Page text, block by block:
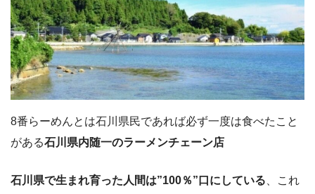
8番らーめんとは石川県民であれば必ず一度は食べたこと
がある石川県内随一のラーメンチェーン店
石川県で生まれ育った人間は”100％”口にしている 、これ